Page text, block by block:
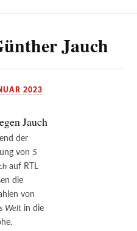
Jauch
2023
der
von 5
auf RTL
die
von
Welt in die